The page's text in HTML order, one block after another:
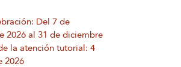
Del 7 de
2026 al 31 de diciembre
la atención tutorial: 4
2026